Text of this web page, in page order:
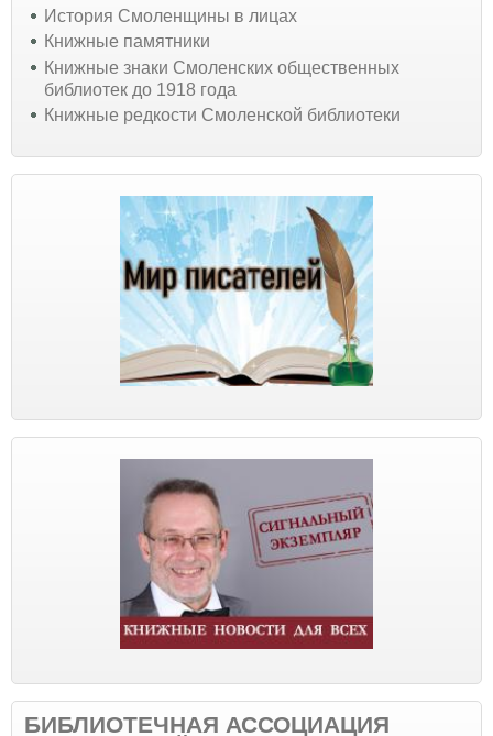
История Смоленщины в лицах
Книжные памятники
Книжные знаки Смоленских общественных
библиотек до 1918 года
Книжные редкости Смоленской библиотеки
БИБЛИОТЕЧНАЯ АССОЦИАЦИЯ